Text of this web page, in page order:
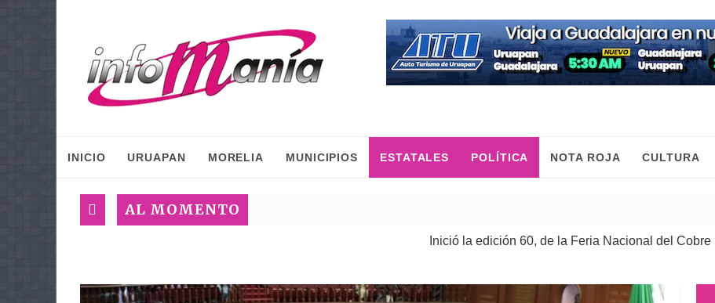
INICIO URUAPAN MORELIA MUNICIPIOS ESTATALES POLÍTICA NOTA ROJA CULTURA
AL MOMENTO
Inició la edición 60, de la Feria Nacional del Cobre | 08 Ago 2026